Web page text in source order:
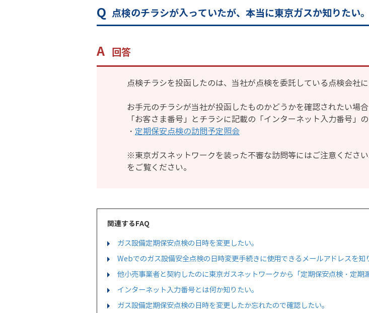
点検のチラシが入っていたが、本当に東京ガスか知りたい。
回答
点検チラシを投函したのは、当社が点検を委託している点検会社に
お手元のチラシが当社が投函したものかどうかを確認されたい場
「お客さま番号」とチラシに記載の「インターネット入力番号」
・ 定期保安点検の訪問予定照会
※東京ガスネットワークを装った不審な訪問等にはご注意くださ
をご覧ください。
関連するFAQ
ガス設備定期保安点検の日時を変更したい。
Webでのガス設備安全点検の日時変更手続きに使用できるメールアドレスを知
他小売事業者と契約したのに東京ガスネットワークから「定期保安点検・定期
インターネット入力番号とは何か知りたい。
ガス設備定期保安点検の日時を変更したか忘れたので確認したい。